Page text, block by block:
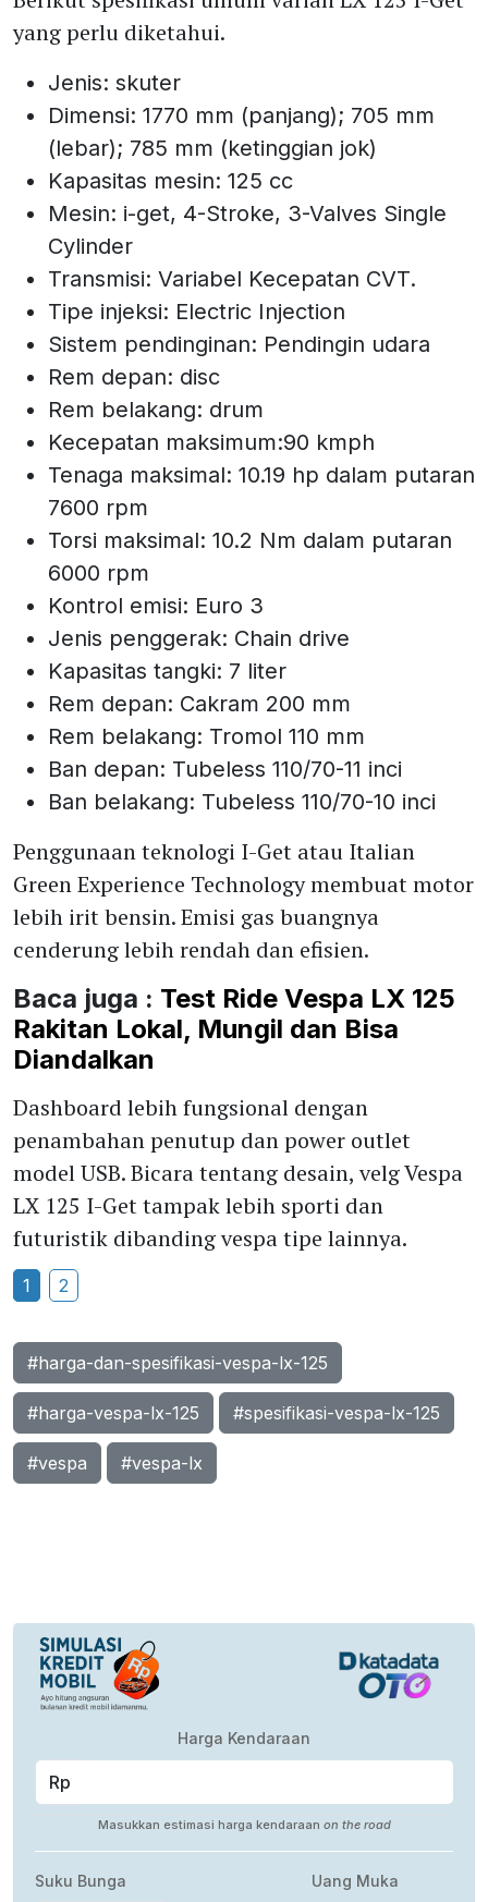
yang perlu diketahui.
Jenis: skuter
Dimensi: 1770 mm (panjang); 705 mm
(lebar); 785 mm (ketinggian jok)
Kapasitas mesin: 125 cc
Mesin: i-get, 4-Stroke, 3-Valves Single
Cylinder
Transmisi: Variabel Kecepatan CVT.
Tipe injeksi: Electric Injection
Sistem pendinginan: Pendingin udara
Rem depan: disc
Rem belakang: drum
Kecepatan maksimum:90 kmph
Tenaga maksimal: 10.19 hp dalam putaran
7600 rpm
Torsi maksimal: 10.2 Nm dalam putaran
6000 rpm
Kontrol emisi: Euro 3
Jenis penggerak: Chain drive
Kapasitas tangki: 7 liter
Rem depan: Cakram 200 mm
Rem belakang: Tromol 110 mm
Ban depan: Tubeless 110/70-11 inci
Ban belakang: Tubeless 110/70-10 inci
Penggunaan teknologi I-Get atau Italian
Green Experience Technology membuat motor
lebih irit bensin. Emisi gas buangnya
cenderung lebih rendah dan efisien.
Baca juga : Test Ride Vespa LX 125
Rakitan Lokal, Mungil dan Bisa
Diandalkan
Dashboard lebih fungsional dengan
penambahan penutup dan power outlet
model USB. Bicara tentang desain, velg Vespa
LX 125 I-Get tampak lebih sporti dan
futuristik dibanding vespa tipe lainnya.
1 2
#harga-dan-spesifikasi-vespa-lx-125
#harga-vespa-lx-125 #spesifikasi-vespa-lx-125
#vespa #vespa-lx